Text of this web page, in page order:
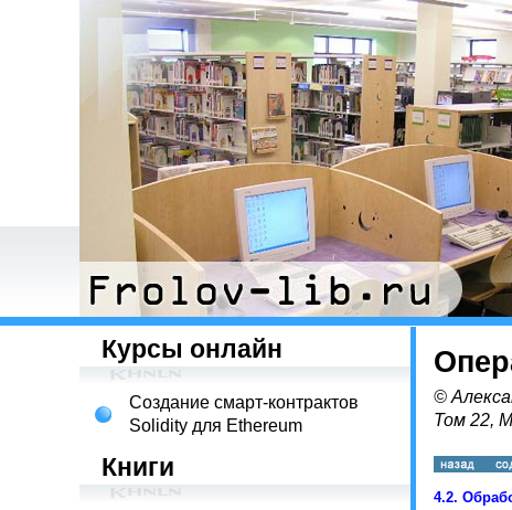
Курсы онлайн
Создание смарт-контрактов
Solidity для Ethereum
Книги
©
Том 22,
4.2.